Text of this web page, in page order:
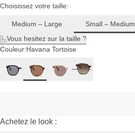
Choisissez votre taille:
Medium – Large
Small – Medium
Vous hesitez sur la taille ?
Couleur:Havana Tortoise
Achetez le look :